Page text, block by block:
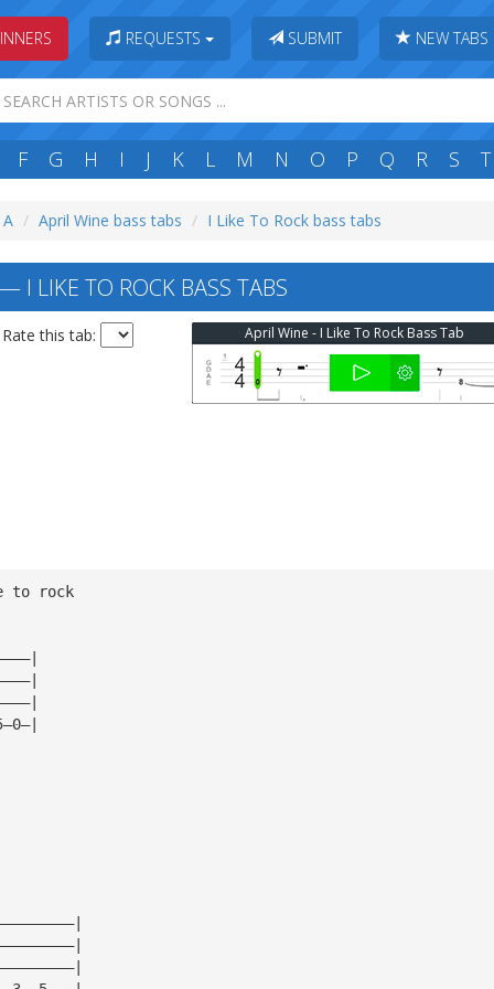
REQUESTS SUBMIT NEW TABS
F G H I J K L M N O P Q R S T
April Wine bass tabs I Like To Rock bass tabs
I LIKE TO ROCK BASS TABS
Rate this tab: April Wine - I Like To Rock Bass Tab
to rock